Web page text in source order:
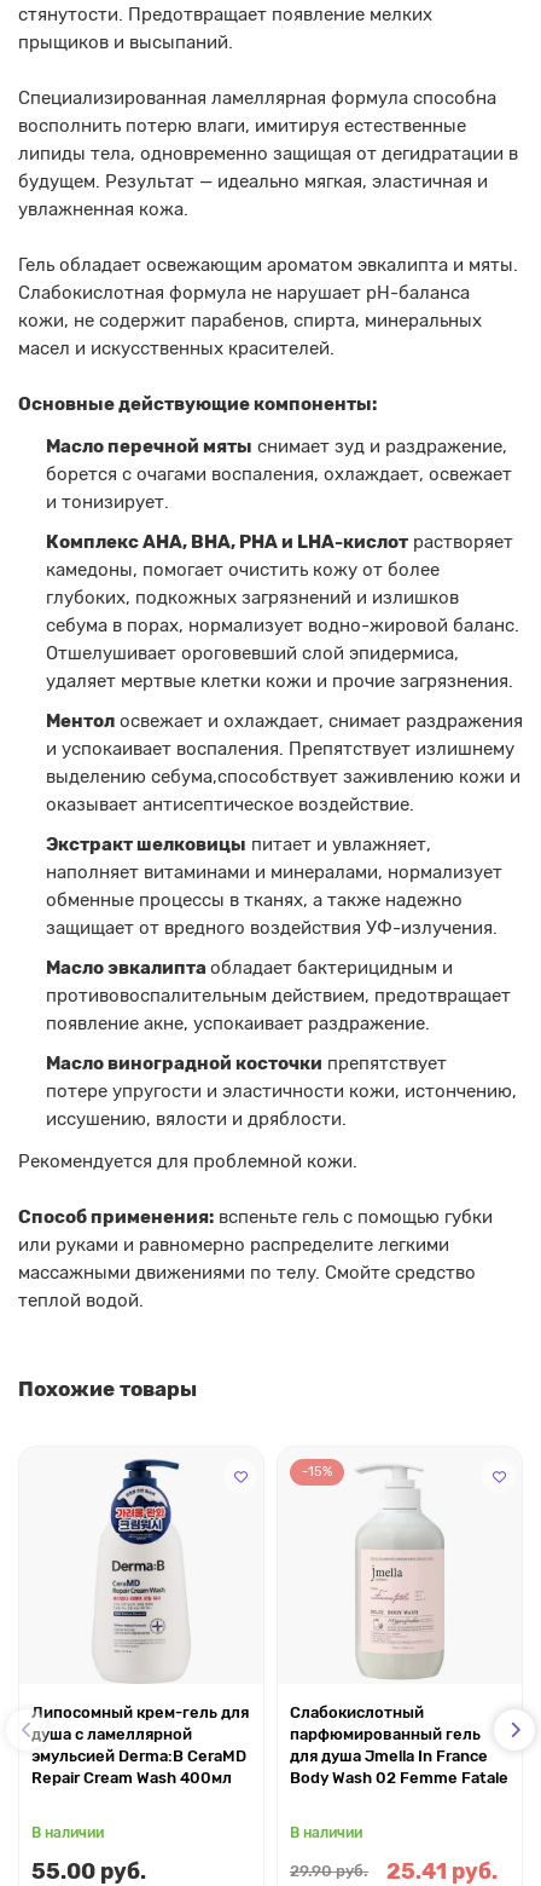
стянутости. Предотвращает появление мелких
прыщиков и высыпаний.
Специализированная ламеллярная формула способна
восполнить потерю влаги, имитируя естественные
липиды тела, одновременно защищая от дегидратации в
будущем. Результат — идеально мягкая, эластичная и
увлажненная кожа.
Гель обладает освежающим ароматом эвкалипта и мяты.
Слабокислотная формула не нарушает pH-баланса
кожи, не содержит парабенов, спирта, минеральных
масел и искусственных красителей.
Основные действующие компоненты:
Масло перечной мяты снимает зуд и раздражение,
борется с очагами воспаления, охлаждает, освежает
и тонизирует.
Комплекс AHA, BHA, PHA и LHA-кислот растворяет
камедоны, помогает очистить кожу от более
глубоких, подкожных загрязнений и излишков
себума в порах, нормализует водно-жировой баланс.
Отшелушивает ороговевший слой эпидермиса,
удаляет мертвые клетки кожи и прочие загрязнения.
Ментол освежает и охлаждает, снимает раздражения
и успокаивает воспаления. Препятствует излишнему
выделению себума,способствует заживлению кожи и
оказывает антисептическое воздействие.
Экстракт шелковицы питает и увлажняет,
наполняет витаминами и минералами, нормализует
обменные процессы в тканях, а также надежно
защищает от вредного воздействия УФ-излучения.
Масло эвкалипта обладает бактерицидным и
противовоспалительным действием, предотвращает
появление акне, успокаивает раздражение.
Масло виноградной косточки препятствует
потере упругости и эластичности кожи, истончению,
иссушению, вялости и дряблости.
Рекомендуется для проблемной кожи.
Способ применения: вспеньте гель с помощью губки
или руками и равномерно распределите легкими
массажными движениями по телу. Смойте средство
теплой водой.
Похожие товары
Липосомный крем-гель для
душа с ламеллярной
эмульсией Derma:B CeraMD
Repair Cream Wash 400мл
В наличии
55.00 руб.
-15%
Слабокислотный
парфюмированный гель
для душа Jmella In France
Body Wash 02 Femme Fatale
В наличии
29.90 руб. 25.41 руб.